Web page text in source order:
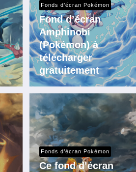
Fonds d’écran Pokémon
Fond d’écran
Amphinobi
(Pokémon) à
télécharger
gratuitement
Fonds d’écran Pokémon
Ce fond d’écran